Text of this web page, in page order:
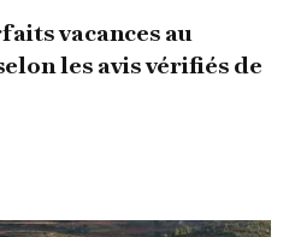
vacances au
les avis vérifiés de